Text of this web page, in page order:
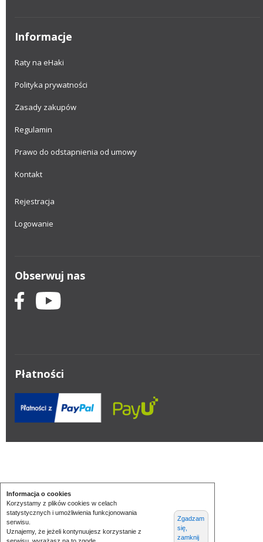
Informacja o cookies
Korzystamy z plików cookies w celach
statystycznych i umożliwienia funkcjonowania
serwisu.
Uznajemy, że jeżeli kontynuujesz korzystanie z
Zgadzam
się,
zamknij
Informacje
Raty na eHaki
Polityka prywatności
Zasady zakupów
Regulamin
Prawo do odstapnienia od umowy
Kontakt
Rejestracja
Logowanie
Obserwuj nas
Płatności